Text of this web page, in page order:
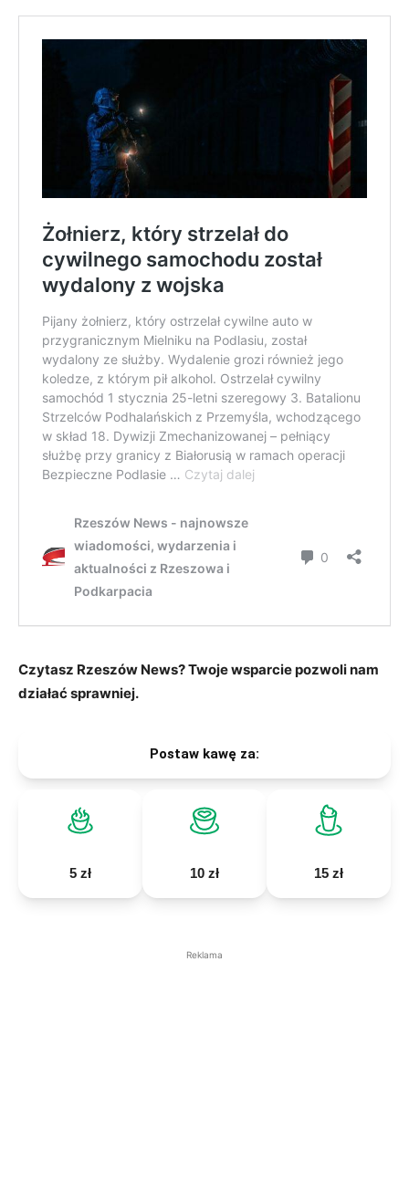
Czytasz Rzeszów News? Twoje wsparcie pozwoli nam
działać sprawniej.
Postaw kawę za:
5 zł 10 zł 15 zł
Reklama